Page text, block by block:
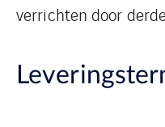
verrichten door